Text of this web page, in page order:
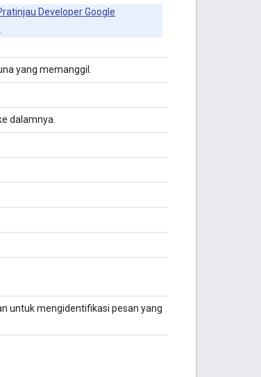
Developer Google
yang memanggil.
dalamnya.
untuk mengidentifikasi pesan yang